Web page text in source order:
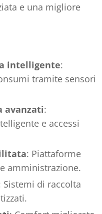
e una migliore
intelligente:
tramite sensori
avanzati:
e accessi
: Piattaforme
amministrazione.
Sistemi di raccolta